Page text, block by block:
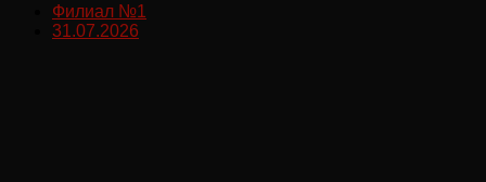
Филиал №1
31.07.2026